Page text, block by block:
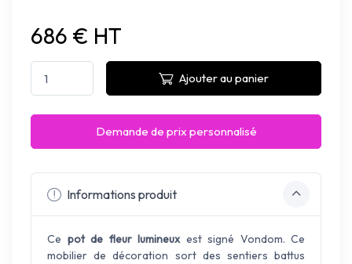
686 € HT
Ajouter au panier
Demande de prix personnalisé
Informations produit
Ce pot de fleur lumineux est signé Vondom. Ce
mobilier de décoration sort des sentiers battus